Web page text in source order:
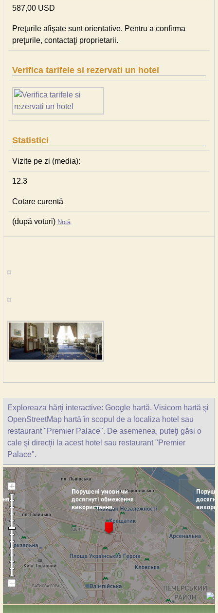
587,00 USD
Preţurile afişate sunt orientative. Pentru a confirma
preţurile, contactaţi proprietarii.
Verifica tarifele si rezervati un hotel
Statistici
Vizite pe zi (media):
12.3
Cotare curentă
(după voturi) Notă
Exploreaza hărţi interactive: Google hartă, Visicom hartă şi
OpenStreetMap hartă în scopul de a localiza hotel sau
restaurant "Premier Palace". De asemenea, puteţi găsi o
cale şi direcţii la acest hotel sau restaurant "Premier
Palace".